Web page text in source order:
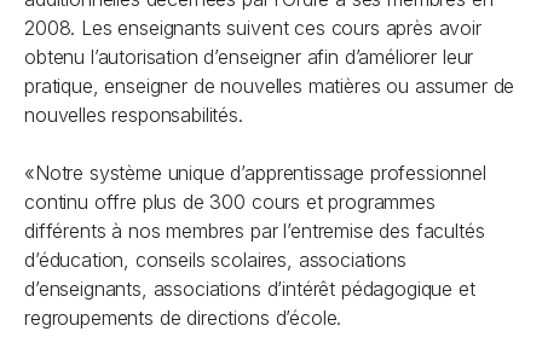
2008. Les enseignants suivent ces cours après avoir
obtenu l’autorisation d’enseigner afin d’améliorer leur
pratique, enseigner de nouvelles matières ou assumer de
nouvelles responsabilités.
«Notre système unique d’apprentissage professionnel
continu offre plus de 300 cours et programmes
différents à nos membres par l’entremise des facultés
d’éducation, conseils scolaires, associations
d’enseignants, associations d’intérêt pédagogique et
regroupements de directions d’école.